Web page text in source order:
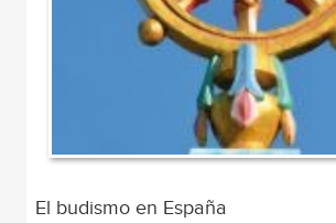
El budismo en España